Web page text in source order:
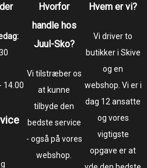
14.00
Hvorfor
handle hos
Juul-Sko?
Vi tilstræber os
at kunne
tilbyde den
bedste service
- også på vores
webshop.
Hvem er vi?
Vi driver to
butikker i Skive
og en
webshop. Vi er i
dag 12 ansatte
og vores
vigtigste
opgave er at